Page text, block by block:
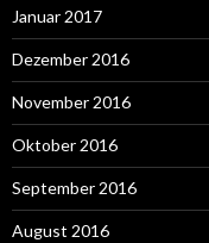
Januar 2017
Dezember 2016
November 2016
Oktober 2016
September 2016
August 2016